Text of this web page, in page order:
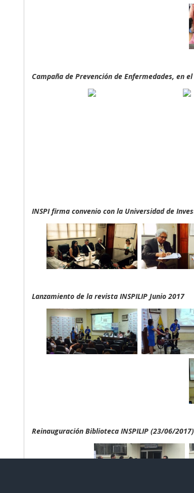
Campaña de Prevención de Enfermedades, en
INSPI firma convenio con la Universidad de
Lanzamiento de la revista INSPILIP Junio 2017
Reinauguración Biblioteca INSPILIP (23/06/2017)